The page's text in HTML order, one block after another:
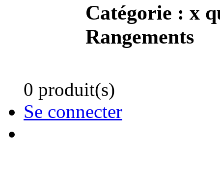
Catégorie : x
Rangements
0 produit(s)
Se connecter